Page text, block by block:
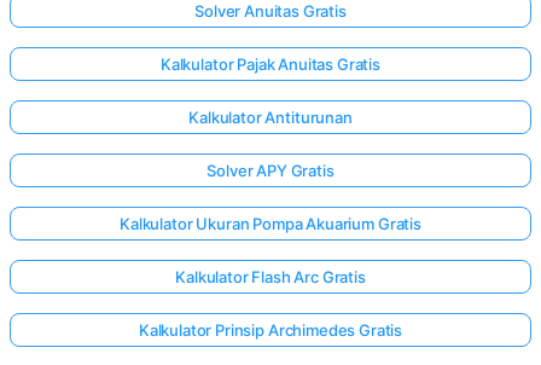
Solver Anuitas Gratis
Kalkulator Pajak Anuitas Gratis
Kalkulator Antiturunan
Solver APY Gratis
Kalkulator Ukuran Pompa Akuarium Gratis
Kalkulator Flash Arc Gratis
Kalkulator Prinsip Archimedes Gratis